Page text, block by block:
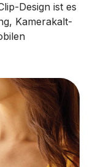
Design ist es
Kamerakalt-